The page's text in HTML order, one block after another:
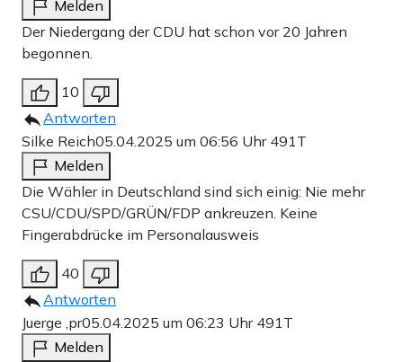
Melden
Der Niedergang der CDU hat schon vor 20 Jahren
begonnen.
10
Antworten
Silke Reich05.04.2025 um 06:56 Uhr 491T
Melden
Die Wähler in Deutschland sind sich einig: Nie mehr
CSU/CDU/SPD/GRÜN/FDP ankreuzen. Keine
Fingerabdrücke im Personalausweis
40
Antworten
Juerge ,pr05.04.2025 um 06:23 Uhr 491T
Melden